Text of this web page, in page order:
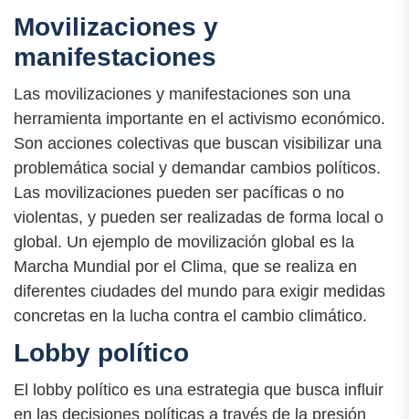
Movilizaciones y
manifestaciones
Las movilizaciones y manifestaciones son una
herramienta importante en el activismo económico.
Son acciones colectivas que buscan visibilizar una
problemática social y demandar cambios políticos.
Las movilizaciones pueden ser pacíficas o no
violentas, y pueden ser realizadas de forma local o
global. Un ejemplo de movilización global es la
Marcha Mundial por el Clima, que se realiza en
diferentes ciudades del mundo para exigir medidas
concretas en la lucha contra el cambio climático.
Lobby político
El lobby político es una estrategia que busca influir
en las decisiones políticas a través de la presión